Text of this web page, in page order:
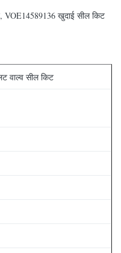
VOE14589136 खुदाई सील किट
वाल्व सील किट